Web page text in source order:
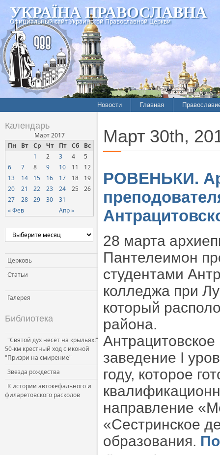
УКРАЇНА ПРАВОСЛАВНА
Официальный сайт Украинской Православной Церкви
Новости Главная
Календарь
Март 2017
Пн
Вт Ср Чт Пт Сб Вс
« Фев Апр »
1 2 3 4
5
6
7 8 9 10 11
12
13
14 15 16 17 18
19
20
21 22 23 24 25
26
27
28 29 30 31
Церковь
Статьи
Галерея
Библиотека
"Святой дух несёт на крыльях!"
50-км крестный ход с иконой
"Призри на смирение"
Звезда рождества
К истории автокефального и
филаретовского расколов
Март 30th,
РОВЕНЬКИ.
28 марта
Пантелеимон
студентами
колледжа при
который
района.
заведение I
году, которое
направление
«Сестринское
образования.